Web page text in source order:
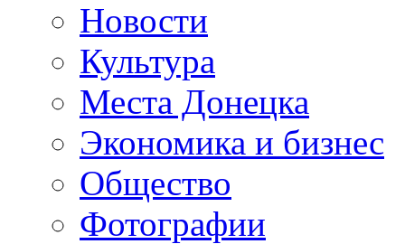
Новости
Культура
Места Донецка
Экономика и бизнес
Общество
Фотографии